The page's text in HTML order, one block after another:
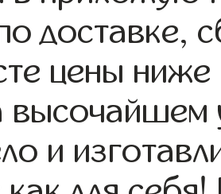
доставке,
цены
и